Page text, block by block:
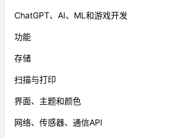
ChatGPT、AI、ML和游戏开发
功能
存储
扫描与打印
界面、主题和颜色
网络、传感器、通信API